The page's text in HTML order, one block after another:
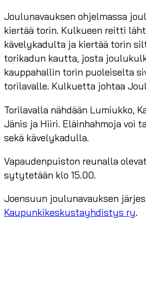
Joulunavauksen ohjelmassa
kiertää torin. Kulkueen reitti
kävelykadulta ja kiertää torin
torikadun kautta, josta
kauppahallin torin puoleiselta
torilavalle. Kulkuetta johtaa
Torilavalla nähdään Lumiukko,
Jänis ja Hiiri. Eläinhahmoja voi
sekä kävelykadulla.
Vapaudenpuiston reunalla
sytytetään klo 15.00.
Joensuun joulunavauksen
Kaupunkikeskustayhdistys ry.